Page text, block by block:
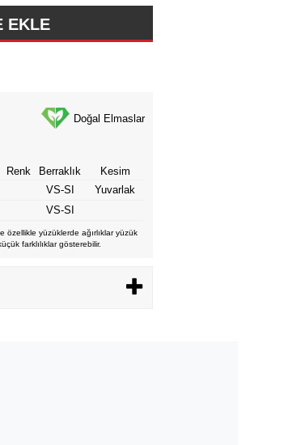
Doğal Elmaslar
Renk Berraklık
Kesim
VS-SI
Yuvarlak
VS-SI
özellikle yüzüklerde ağırlıklar yüzük
farklılıklar gösterebilir.